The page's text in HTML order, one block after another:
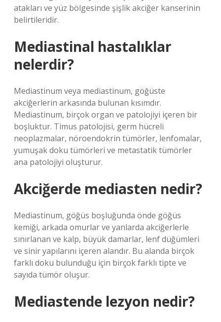
atakları ve yüz bölgesinde şişlik akciğer kanserinin
belirtileridir.
Mediastinal hastalıklar
nelerdir?
Mediastinum veya mediastinum, göğüste
akciğerlerin arkasında bulunan kısımdır.
Mediastinum, birçok organ ve patolojiyi içeren bir
boşluktur. Timus patolojisi, germ hücreli
neoplazmalar, nöroendokrin tümörler, lenfomalar,
yumuşak doku tümörleri ve metastatik tümörler
ana patolojiyi oluşturur.
Akciğerde mediasten nedir?
Mediastinum, göğüs boşluğunda önde göğüs
kemiği, arkada omurlar ve yanlarda akciğerlerle
sınırlanan ve kalp, büyük damarlar, lenf düğümleri
ve sinir yapılarını içeren alandır. Bu alanda birçok
farklı doku bulunduğu için birçok farklı tipte ve
sayıda tümör oluşur.
Mediastende lezyon nedir?